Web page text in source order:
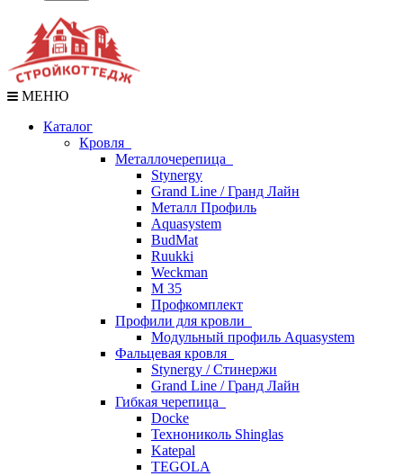
МЕНЮ
Каталог
Кровля
Металлочерепица
Stynergy
Grand Line / Гранд Лайн
Металл Профиль
Aquasystem
BudMat
Ruukki
Weckman
М 35
Профкомплект
Профили для кровли
Модульный профиль Aquasystem
Фальцевая кровля
Stynergy / Стинержи
Grand Line / Гранд Лайн
Гибкая черепица
Docke
Технониколь Shinglas
Katepal
TEGOLA